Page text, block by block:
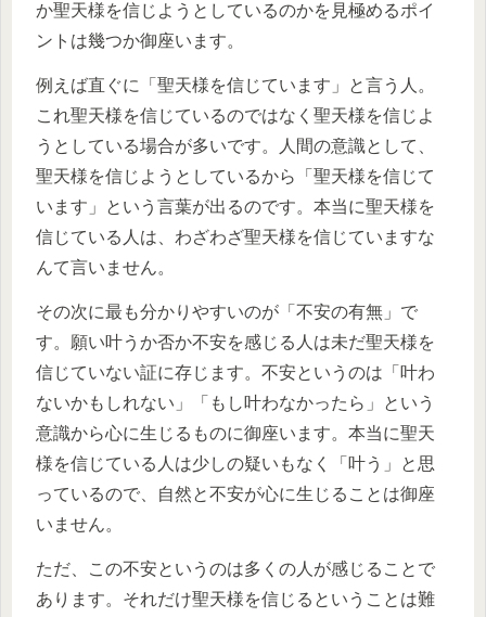
か聖天様を信じようとしているのかを見極めるポイ
ントは幾つか御座います。
例えば直ぐに「聖天様を信じています」と言う人。
これ聖天様を信じているのではなく聖天様を信じよ
うとしている場合が多いです。人間の意識として、
聖天様を信じようとしているから「聖天様を信じて
います」という言葉が出るのです。本当に聖天様を
信じている人は、わざわざ聖天様を信じていますな
んて言いません。
その次に最も分かりやすいのが「不安の有無」で
す。願い叶うか否か不安を感じる人は未だ聖天様を
信じていない証に存じます。不安というのは「叶わ
ないかもしれない」「もし叶わなかったら」という
意識から心に生じるものに御座います。本当に聖天
様を信じている人は少しの疑いもなく「叶う」と思
っているので、自然と不安が心に生じることは御座
いません。
ただ、この不安というのは多くの人が感じることで
あります。それだけ聖天様を信じるということは難